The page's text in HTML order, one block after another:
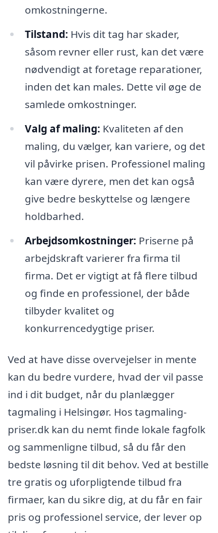
omkostningerne.
Tilstand: Hvis dit tag har skader,
såsom revner eller rust, kan det være
nødvendigt at foretage reparationer,
inden det kan males. Dette vil øge de
samlede omkostninger.
Valg af maling: Kvaliteten af den
maling, du vælger, kan variere, og det
vil påvirke prisen. Professionel maling
kan være dyrere, men det kan også
give bedre beskyttelse og længere
holdbarhed.
Arbejdsomkostninger: Priserne på
arbejdskraft varierer fra firma til
firma. Det er vigtigt at få flere tilbud
og finde en professionel, der både
tilbyder kvalitet og
konkurrencedygtige priser.
Ved at have disse overvejelser in mente
kan du bedre vurdere, hvad der vil passe
ind i dit budget, når du planlægger
tagmaling i Helsingør. Hos tagmaling-
priser.dk kan du nemt finde lokale fagfolk
og sammenligne tilbud, så du får den
bedste løsning til dit behov. Ved at bestille
tre gratis og uforpligtende tilbud fra
firmaer, kan du sikre dig, at du får en fair
pris og professionel service, der lever op